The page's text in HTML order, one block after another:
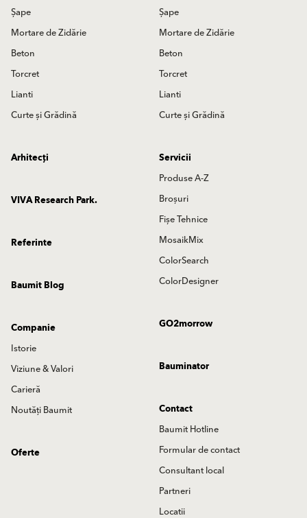
Șape
Mortare de Zidărie
Beton
Torcret
Lianti
Curte și Grădină
Șape
Mortare de Zidărie
Beton
Torcret
Lianti
Curte și Grădină
Arhitecți
Servicii
Produse A-Z
Broșuri
Fișe Tehnice
MosaikMix
ColorSearch
ColorDesigner
VIVA Research Park.
Referinte
Baumit Blog
GO2morrow
Companie
Istorie
Viziune & Valori
Carieră
Noutăți Baumit
Bauminator
Contact
Baumit Hotline
Formular de contact
Consultant local
Partneri
Locatii
Oferte